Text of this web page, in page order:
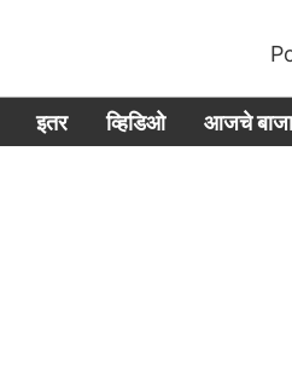
इतर व्हिडिओ आजचे